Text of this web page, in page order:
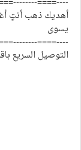
أهديك ذهب أنتٍ
يسوى
====----
التوصيل السريع